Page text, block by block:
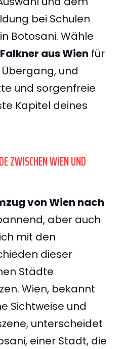
bei Schulen
Botosani. Wähle
aus Wien für
und
und sorgenfreie
Kapitel deines
ZWISCHEN WIEN UND
von Wien nach
aber auch
mit den
dieser
Städte
Wien, bekannt
Sichtweise und
unterscheidet
einer Stadt, die